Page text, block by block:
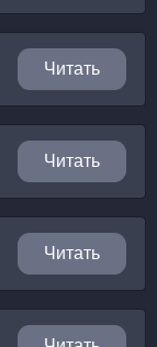
Читать
Читать
Читать